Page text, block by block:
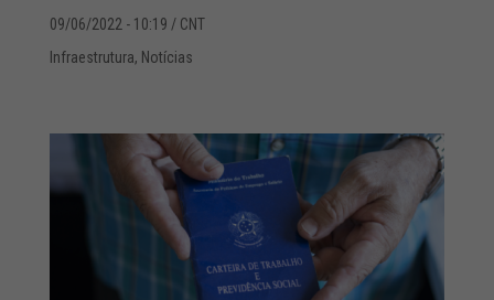
09/06/2022 - 10:19 / CNT
Infraestrutura, Notícias